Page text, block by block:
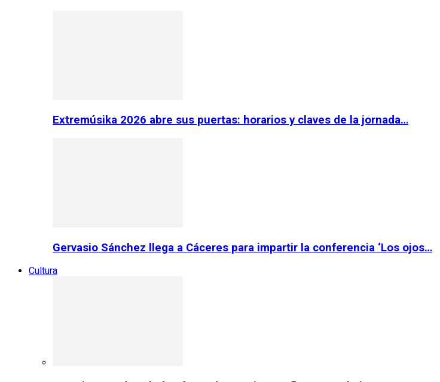
Extremúsika 2026 abre sus puertas: horarios y claves de la jornada…
Gervasio Sánchez llega a Cáceres para impartir la conferencia ‘Los ojos…
Cultura